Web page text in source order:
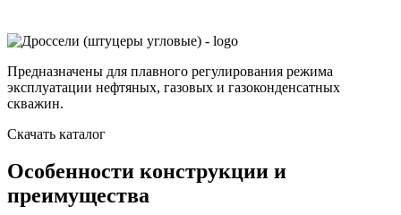
Предназначены для плавного регулирования режима
эксплуатации нефтяных, газовых и газоконденсатных
скважин.
Скачать каталог
Особенности конструкции и
преимущества